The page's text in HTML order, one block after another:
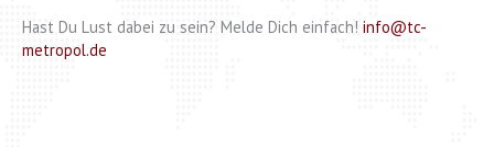
Hast Du Lust dabei zu sein? Melde Dich einfach! info@tc-
metropol.de